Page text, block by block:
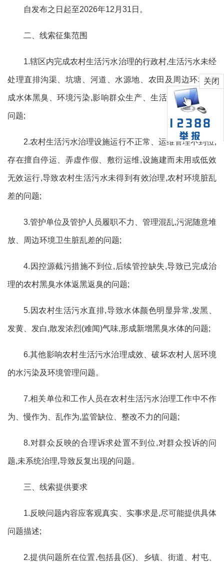
自发布之日起至2026年12月31日。
二、线索征集范围
1.辖区内完成农村生活污水治理的行政村,生活污水未经
处理直排沟渠、坑塘、河道、水源地、农田及周边环境,造
成水体黑臭、环境污染,影响群众生产、生活、居住环境的
问题;
2.农村生活污水治理设施运行不正常、运维管理不到位,
存在擅自停运、弄虚作假、敷衍运维,设施建而未用或低效
无效运行,导致农村生活污水未得到有效治理,农村环境脏乱
差的问题;
3.管护单位及管护人员履职不力、管理混乱,污泥随意堆
放、周边环境卫生脏乱差的问题;
4.因控源截污措施不到位,后续管控缺失,导致已完成治
理的农村黑臭水体返黑返臭的问题;
5.因农村生活污水直排,导致水体颜色明显异常,发黑、
发黄、发白,散发浓烈(难闻)气味,形成新增黑臭水体的问题;
6.其他影响农村生活污水治理成效、破坏农村人居环境
的水污染及环境管理问题。
7.相关单位和工作人员在农村生活污水治理工作中不作
为、慢作为、乱作为,监管缺位、整改不力的问题;
8.对群众反映的合理诉求处置不到位,对群众投诉的问
题,未系统治理,导致反复出现的问题。
三、线索提供要求
1.反映问题内容应客观真实、实事求是,尽可能提供具体
问题描述;
2.提供问题所在位置,包括县(区)、乡镇、街道、村屯、
关闭